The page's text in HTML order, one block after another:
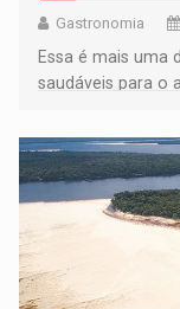
Gastronomia
Essa é mais uma
saudáveis para o